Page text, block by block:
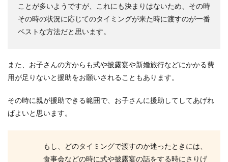
なものが必要なのでしょうか？免許の変更には、
本籍が記載さ...
年下彼氏との結婚を親が反対！認めて
もらうためにできること
年下彼氏との結婚を親に反対されてしまったら悲
甘える彼氏の特徴や心理と上手に楽し
ことが多いようですが、これにも決まりはないため、その時
その時の状況に応じてのタイミングが来た時に渡すのが一番
ベストな方法だと思います。
また、お子さんの方からも式や披露宴や新婚旅行などにかかる費
用が足りないと援助をお願いされることもあります。
その時に親が援助できる範囲で、お子さんに援助してしてあげれ
ばよいと思います。
もし、どのタイミングで渡すのか迷ったときには、
食事会などの時に式や披露宴の話をする時にさりげ